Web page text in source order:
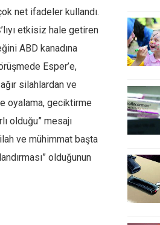
net ifadeler kullandı.
etkisiz hale getiren
ABD kanadına
Esper’e,
silahlardan ve
oyalama, geciktirme
olduğu” mesajı
ve mühimmat başta
olduğunun